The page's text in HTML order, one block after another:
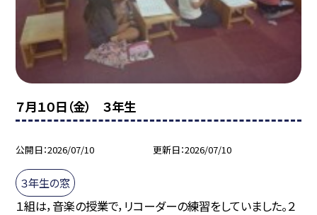
７月１０日（金） ３年生
公開日 2026/07/10 更新日 2026/07/10
３年生の窓
１組は，音楽の授業で，リコーダーの練習をしていました。２